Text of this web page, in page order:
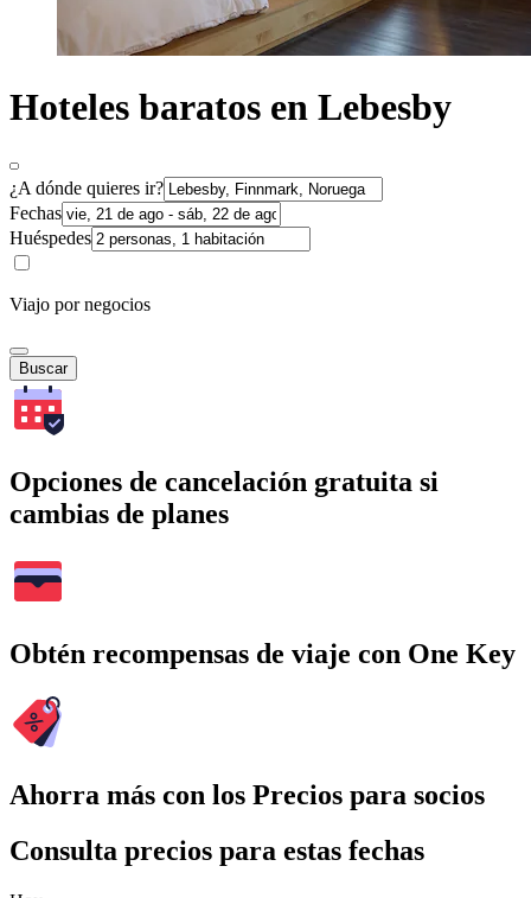
Hoteles baratos en Lebesby
¿A dónde quieres ir?
Fechas
Huéspedes
Viajo por negocios
Buscar
Opciones de cancelación gratuita si
cambias de planes
Obtén recompensas de viaje con One Key
Ahorra más con los Precios para socios
Consulta precios para estas fechas